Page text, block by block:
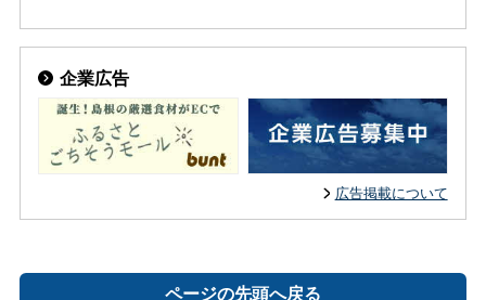
企業広告
広告掲載について
ページの先頭へ戻る